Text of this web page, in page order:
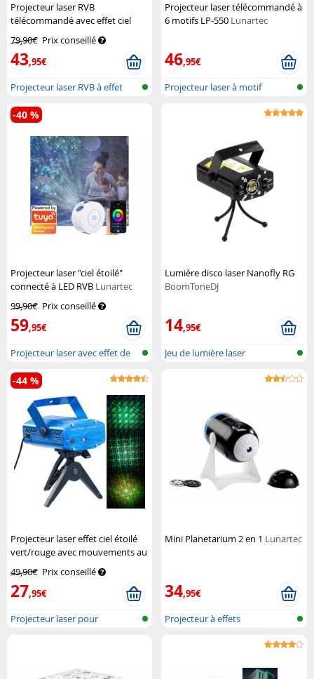
Projecteur laser RVB
télécommandé avec effet ciel
Lunartec
79,90€ Prix conseillé
43,95€
Projecteur laser RVB à effet
lumièr...
Projecteur laser télécommandé à
6 motifs LP-550 Lunartec
46,95€
Projecteur laser à motif
Projecteur laser "ciel étoilé"
connecté à LED RVB Lunartec
99,90€ Prix conseillé
59,95€
-40 %
Projecteur laser avec effet de
ciel...
Lumière disco laser Nanofly RG
BoomToneDJ
14,95€
Jeu de lumière laser
Projecteur laser effet ciel étoilé
vert/rouge avec mouvements au
rythme de la musiqueLunartec
49,90€ Prix conseillé
27,95€
-44 %
Projecteur laser pour
Mini Planetarium 2 en 1 Lunartec
34,95€
Projecteur à effets